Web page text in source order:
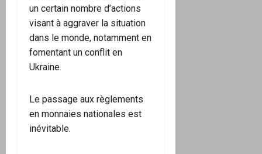
un certain nombre d’actions
visant à aggraver la situation
dans le monde, notamment en
fomentant un conflit en
Ukraine.
Le passage aux règlements
en monnaies nationales est
inévitable.